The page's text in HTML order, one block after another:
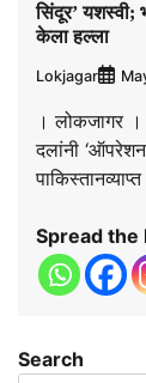
सिंदूर’ यशस्वी;
केला हल्ला
Lokjagar
। लोकजागर
दलांनी
Spread the
Search